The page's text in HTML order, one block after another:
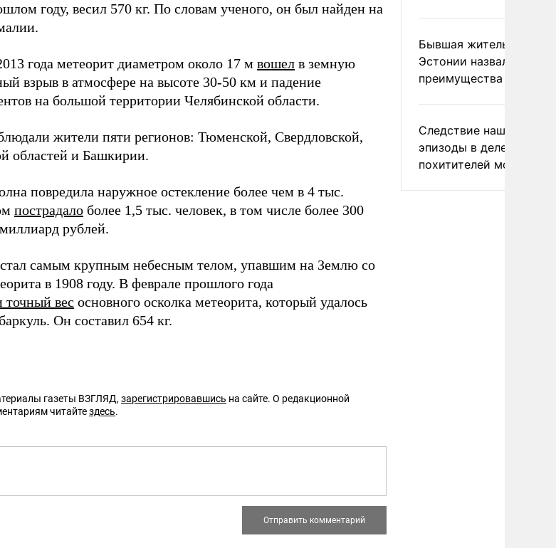
году, весил 570 кг. По словам ученого, он был найден на
года метеорит диаметром около 17 м вошел в земную
взрыв в атмосфере на высоте 30-50 км и падение
на большой территории Челябинской области.
жители пяти регионов: Тюменской, Свердловской,
областей и Башкирии.
повредила наружное остекление более чем в 4 тыс.
пострадало более 1,5 тыс. человек, в том числе более 300
рублей.
самым крупным небесным телом, упавшим на Землю со
в 1908 году. В феврале прошлого года
точный вес основного осколка метеорита, который удалось
Он составил 654 кг.
газеты ВЗГЛЯД, зарегистрировавшись на сайте. О редакционной
читайтездесь.
Бывшая жительница
Эстонии назвала
преимущества России
Следствие нашло
эпизоды в деле
похитителей москвичек